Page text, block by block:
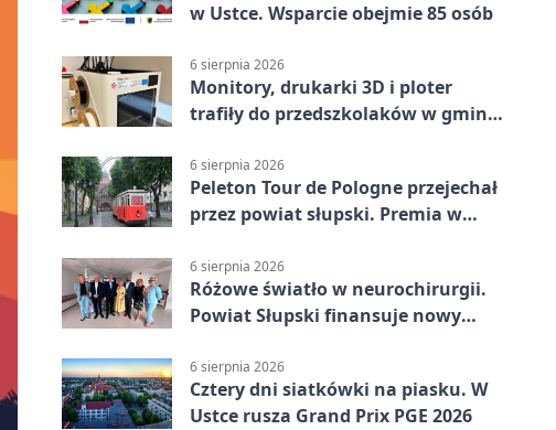
w Ustce. Wsparcie obejmie 85 osób
6 sierpnia 2026
Monitory, drukarki 3D i ploter
trafiły do przedszkolaków w gminie
6 sierpnia 2026
Peleton Tour de Pologne przejechał
przez powiat słupski. Premia w
6 sierpnia 2026
Różowe światło w neurochirurgii.
Powiat Słupski finansuje nowy
6 sierpnia 2026
Cztery dni siatkówki na piasku. W
Ustce rusza Grand Prix PGE 2026